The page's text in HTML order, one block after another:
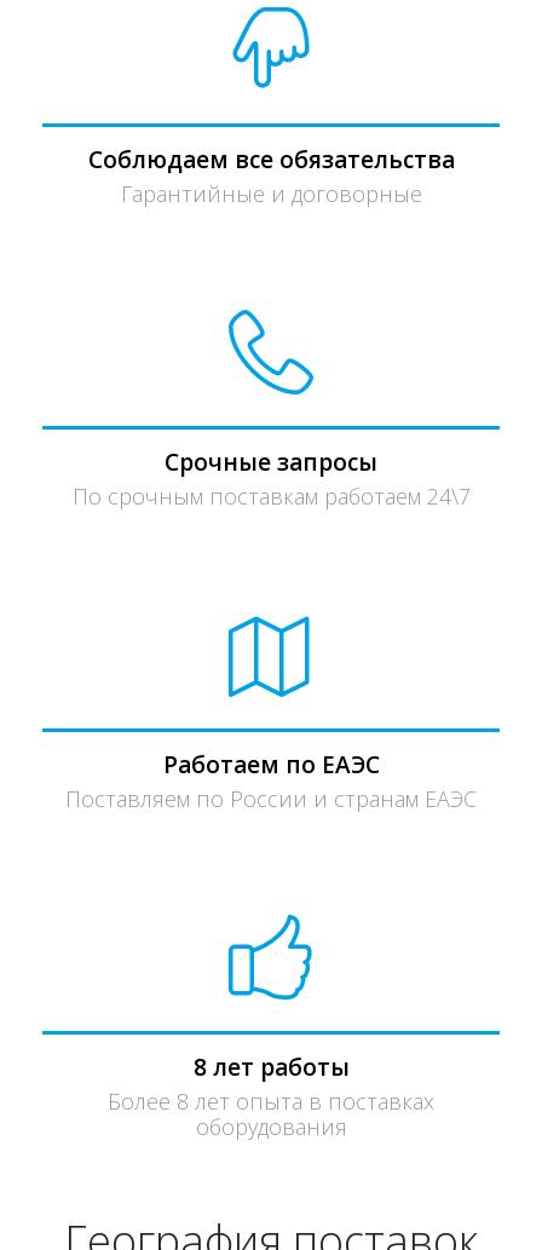
Соблюдаем все обязательства
Гарантийные и договорные
Срочные запросы
По срочным поставкам работаем 24\7
Работаем по ЕАЭС
Поставляем по России и странам ЕАЭС
8 лет работы
Более 8 лет опыта в поставках
оборудования